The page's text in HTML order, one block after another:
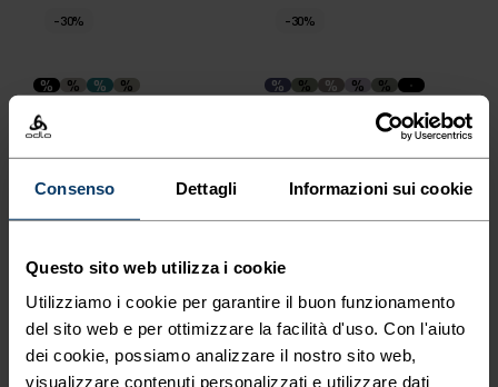
Consenso Dettagli Informazioni sui cookie
Questo sito web utilizza i cookie
Utilizziamo i cookie per garantire il buon funzionamento
del sito web e per ottimizzare la facilità d'uso. Con l'aiuto
dei cookie, possiamo analizzare il nostro sito web,
visualizzare contenuti personalizzati e utilizzare dati
-30%
% % % %
Giacca Isolata Ascent
Hybrid
-30%
% % % % %
Giacca da Sci X-Alp 3L
% %
Gilet Da Running
Zeroweight Warm
69,95 €99,95 €
-30%
%
Giacca Da Running Dual
Dry Waterproof
188,95 €269,95 €
-40%